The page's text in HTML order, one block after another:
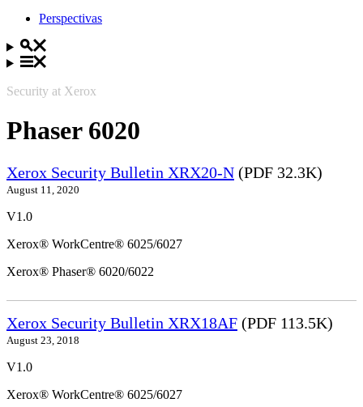
Perspectivas
Security at Xerox
Phaser 6020
Xerox Security Bulletin XRX20-N (PDF 32.3K)
August 11, 2020
V1.0
Xerox® WorkCentre® 6025/6027
Xerox® Phaser® 6020/6022
Xerox Security Bulletin XRX18AF (PDF 113.5K)
August 23, 2018
V1.0
Xerox® WorkCentre® 6025/6027